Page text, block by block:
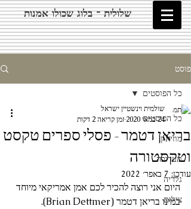
שלולית - בלוג שכולו אמנות
פוסט
כל הפוסטים
מוזיאון
תערוכה
גלריה
צילום
כל הפוסטים
בריאן דטמר - פסלי ספרים טקסט
וטקסטורה
שולמית וינשטיין ישראל
24 במאי 2020
זמן קריאה 2 דקות
עודכן: 7 באפר׳ 2022
היום אני רוצה להכיר לכם אמן אמריקאי מיוחד
במינו בריאן דטמר (Brian Dettmer).